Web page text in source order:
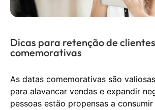
Dicas para retenção de
comemorativas
As datas comemorativas são
para alavancar vendas e expandir
pessoas estão propensas a